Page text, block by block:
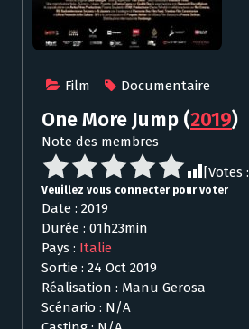
Film Documentaire
One More Jump (2019)
Note des membres
[Votes :
Veuillez vous connecter pour voter
Date : 2019
Durée : 01h23min
Pays : Italie
Sortie : 24 Oct 2019
Réalisation : Manu Gerosa
Scénario : N/A